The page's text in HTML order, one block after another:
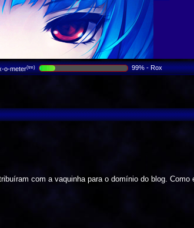
o-meter(tm) 99% - Rox
com a vaquinha para o domínio do blog.